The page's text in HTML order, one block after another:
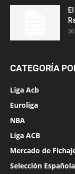
CATEGORÍA
Liga Acb
Euroliga
NBA
Liga ACB
Mercado de
Selección Española